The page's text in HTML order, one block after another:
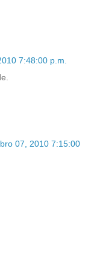
7:48:00 p.m.
07, 2010 7:15:00